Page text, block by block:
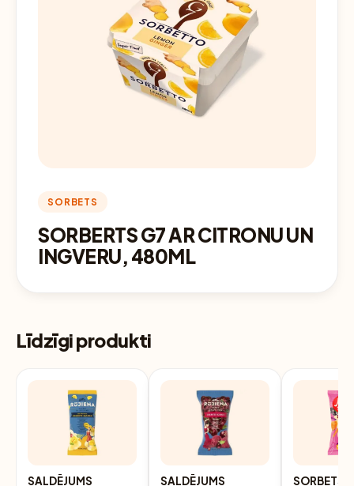
SORBETS
SORBERTS G7 AR CITRONU UN
INGVERU, 480ML
Līdzīgi produkti
SALDĒJUMS
SALDĒJUMS
SORBETS